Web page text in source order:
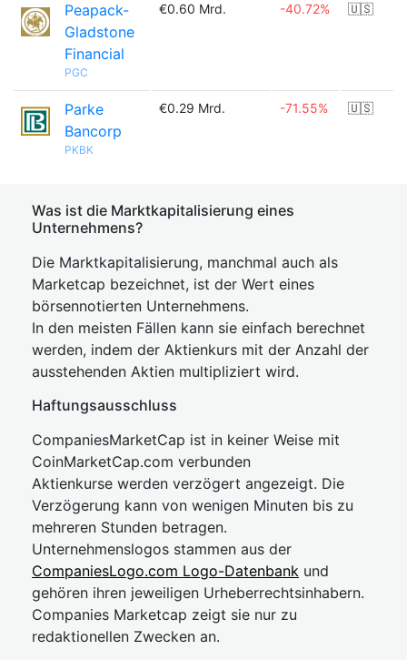
Peapack-
Gladstone
Financial
PGC
€0.60 Mrd. -40.72% 🇺🇸
Parke
Bancorp
PKBK
€0.29 Mrd. -71.55% 🇺🇸
Was ist die Marktkapitalisierung eines
Unternehmens?
Die Marktkapitalisierung, manchmal auch als
Marketcap bezeichnet, ist der Wert eines
börsennotierten Unternehmens.
In den meisten Fällen kann sie einfach berechnet
werden, indem der Aktienkurs mit der Anzahl der
ausstehenden Aktien multipliziert wird.
Haftungsausschluss
CompaniesMarketCap ist in keiner Weise mit
CoinMarketCap.com verbunden
Aktienkurse werden verzögert angezeigt. Die
Verzögerung kann von wenigen Minuten bis zu
mehreren Stunden betragen.
Unternehmenslogos stammen aus der
CompaniesLogo.com Logo-Datenbank und
gehören ihren jeweiligen Urheberrechtsinhabern.
Companies Marketcap zeigt sie nur zu
redaktionellen Zwecken an.